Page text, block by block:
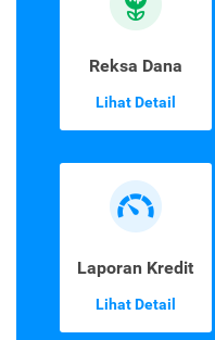
Reksa Dana
Lihat Detail
Laporan Kredit
Lihat Detail